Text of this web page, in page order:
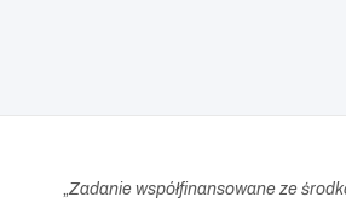
„Zadanie współfinansowane ze